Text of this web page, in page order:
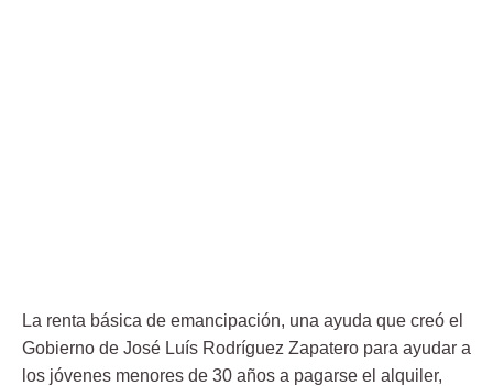
La renta básica de emancipación, una ayuda que creó el
Gobierno de José Luís Rodríguez Zapatero para ayudar a
los jóvenes menores de 30 años a pagarse el alquiler,